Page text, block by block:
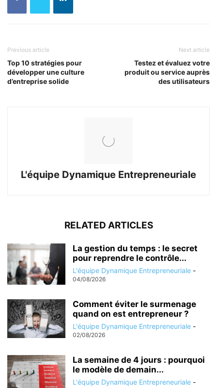
Previous article
Top 10 stratégies pour
développer une culture
d’entreprise solide
Next article
Testez et évaluez votre
produit ou service auprès
des utilisateurs
L'équipe Dynamique Entrepreneuriale
RELATED ARTICLES
La gestion du temps : le secret
pour reprendre le contrôle...
L'équipe Dynamique Entrepreneuriale -
04/08/2026
Comment éviter le surmenage
quand on est entrepreneur ?
L'équipe Dynamique Entrepreneuriale -
02/08/2026
La semaine de 4 jours : pourquoi
le modèle de demain...
L'équipe Dynamique Entrepreneuriale -